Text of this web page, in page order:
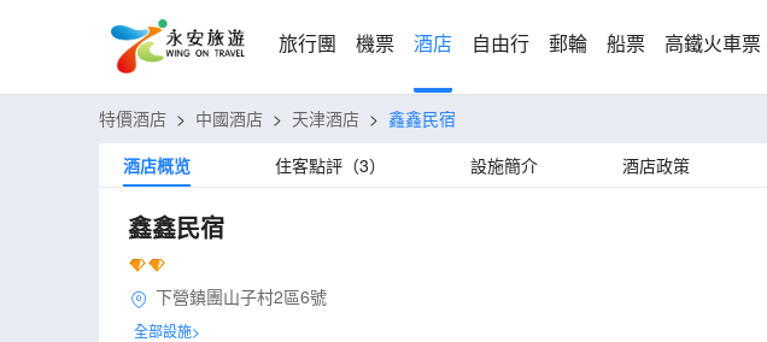
旅行團 機票 酒店 自由行 郵輪 船票 高鐵火車票
特價酒店 > 中國酒店 > 天津酒店 > 鑫鑫民宿
酒店概览
住客點評（3） 設施簡介 酒店政策
鑫鑫民宿
下營鎮團山子村2區6號
全部設施>